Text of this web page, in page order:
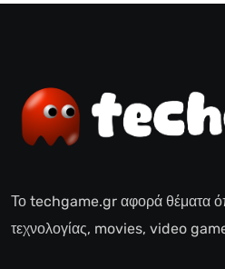
Το techgame.gr αφορά θέματα
τεχνολογίας, movies, video